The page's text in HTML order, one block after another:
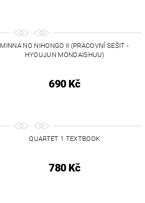
MINNA NO NIHONGO II (PRACOVNÍ SEŠIT -
HYOUJUN MONDAISHUU)
690 Kč
QUARTET 1 TEXTBOOK
780 Kč